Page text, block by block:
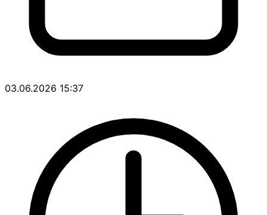
03.06.2026 15:37